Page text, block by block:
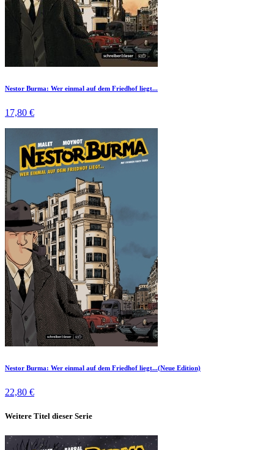
Nestor Burma: Wer einmal auf dem Friedhof liegt...
17,80 €
Nestor Burma: Wer einmal auf dem Friedhof liegt...(Neue Edition)
22,80 €
Weitere Titel dieser Serie